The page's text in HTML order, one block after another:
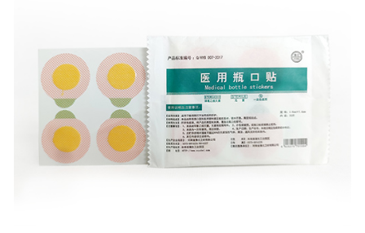
安徽医用口罩帽
安徽医用包类
安徽医用手套